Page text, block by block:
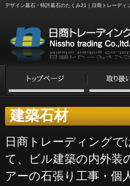
デザイン墓石・特許墓石のたくみ21｜日商トレーディ
建築石材
日商トレーディングで
て、ビル建築の内外装
アーの石張り工事・個